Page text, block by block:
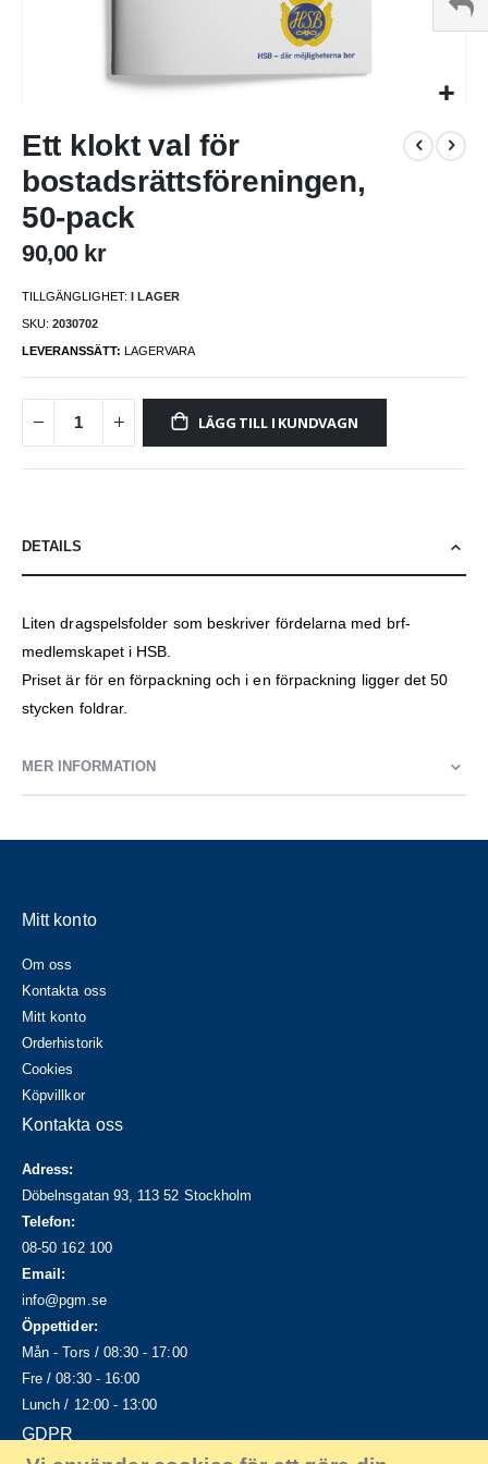
till
av
bildgalleriet
Ett klokt val för
bostadsrättsföreningen,
50-pack
90,00 kr
TILLGÄNGLIGHET: I LAGER
SKU 2030702
LEVERANSSÄTT: LAGERVARA
LÄGG TILL I KUNDVAGN
DETAILS
Liten dragspelsfolder som beskriver fördelarna med brf-
medlemskapet i HSB.
Priset är för en förpackning och i en förpackning ligger det 50
stycken foldrar.
MER INFORMATION
Mitt konto
Om oss
Kontakta oss
Mitt konto
Orderhistorik
Cookies
Köpvillkor
Kontakta oss
Adress:
Döbelnsgatan 93, 113 52 Stockholm
Telefon:
08-50 162 100
Email:
info@pgm.se
Öppettider:
Mån - Tors / 08:30 - 17:00
Fre / 08:30 - 16:00
Lunch / 12:00 - 13:00
GDPR